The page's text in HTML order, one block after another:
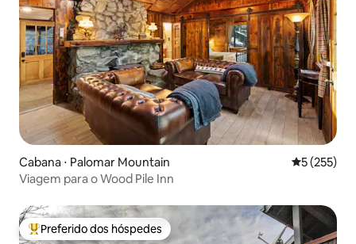
Cabana ⋅ Palomar Mountain 5 de uma
5 (255)
Viagem para o Wood Pile Inn
Entre os melhores preferidos dos hóspedes
Preferido dos hóspedes